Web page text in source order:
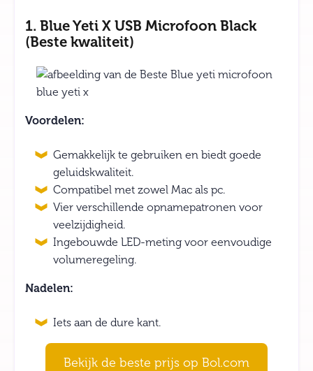
1. Blue Yeti X USB Microfoon Black
(Beste kwaliteit)
Voordelen:
Gemakkelijk te gebruiken en biedt goede
geluidskwaliteit.
Compatibel met zowel Mac als pc.
Vier verschillende opnamepatronen voor
veelzijdigheid.
Ingebouwde LED-meting voor eenvoudige
volumeregeling.
Nadelen:
Iets aan de dure kant.
Bekijk de beste prijs op Bol.com